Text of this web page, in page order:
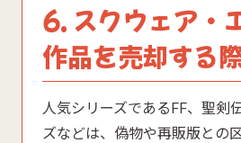
6. スクウェア・
作品を売却する
人気シリーズであるFF、聖剣
ズなどは、偽物や再販版との